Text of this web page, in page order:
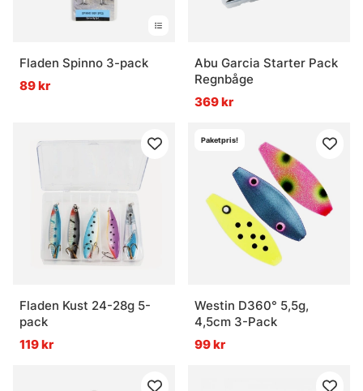
Fladen Spinno 3-pack
89 kr
Abu Garcia Starter Pack
Regnbåge
369 kr
Fladen Kust 24-28g 5-
pack
119 kr
Paketpris!
Westin D360° 5,5g,
4,5cm 3-Pack
99 kr